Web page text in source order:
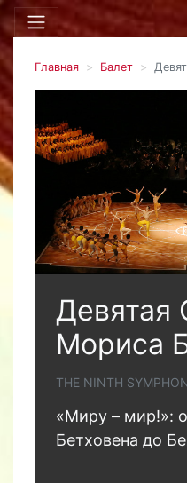
Главная Балет
Девятая
Мориса
THE NINTH
«Миру – мир!»:
Бетховена до